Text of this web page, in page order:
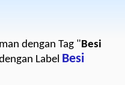
dengan Tag "Besi
Label Besi